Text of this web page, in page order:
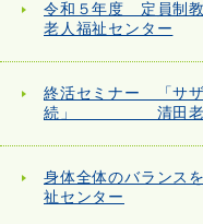
令和５年度 定員制
老人福祉センター
終活セミナー 「サ
続」 清田老人
身体全体のバラ
祉センター